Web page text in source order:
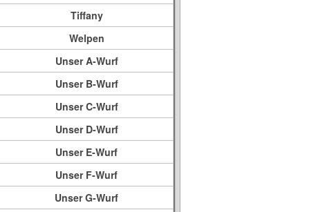
Tiffany
Welpen
Unser A-Wurf
Unser B-Wurf
Unser C-Wurf
Unser D-Wurf
Unser E-Wurf
Unser F-Wurf
Unser G-Wurf